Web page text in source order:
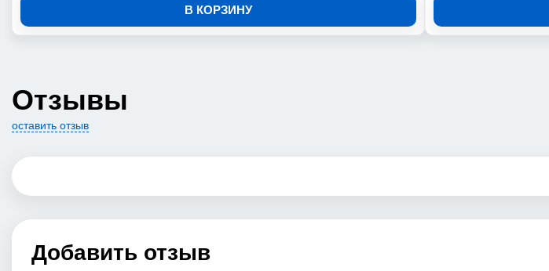
В КОРЗИНУ
Отзывы
оставить отзыв
Добавить отзыв